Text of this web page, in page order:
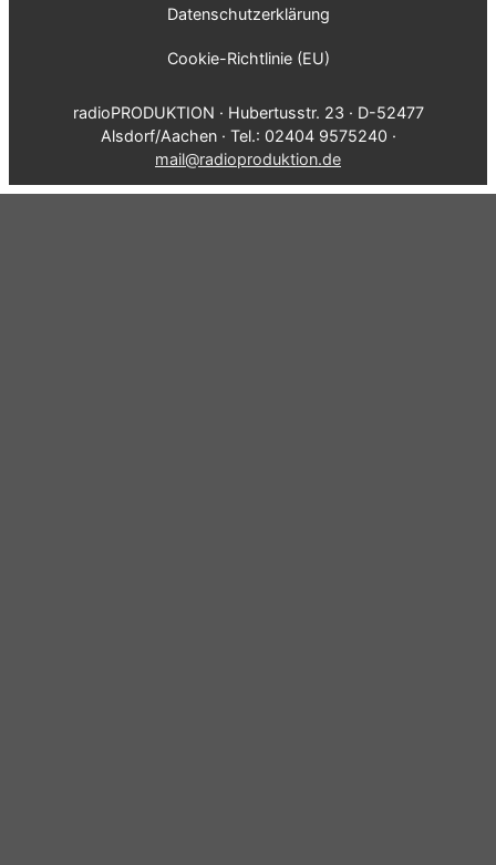
Datenschutzerklärung
Cookie-Richtlinie (EU)
radioPRODUKTION · Hubertusstr. 23 · D-52477
Alsdorf/Aachen · Tel.: 02404 9575240 ·
mail@radioproduktion.de